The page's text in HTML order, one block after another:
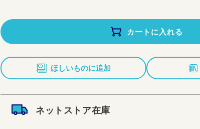
価
格
カートに入れる
ほしいものに追加
ネットストア在庫